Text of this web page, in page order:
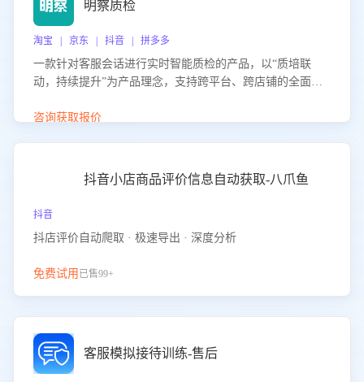
明察质检
淘宝 | 京东 | 抖音 | 拼多多
一款针对客服会话进行实时智能质检的产品，以“质培联
动，持续提升”为产品理念，支持跨平台、跨店铺的全面、
升客服团队的销服能力。
咨询获取报价
抖音小店商品评价信息自动获取-八爪鱼
抖音
抖店评价自动爬取 · 极速导出 · 深度分析
免费试用 已售99+
客服模拟接待训练-售后